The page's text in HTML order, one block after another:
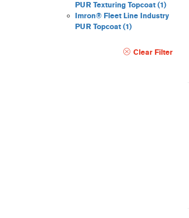
PUR Texturing Topcoat (1)
Imron® Fleet Line Industry
PUR Topcoat (1)
Clear Filter